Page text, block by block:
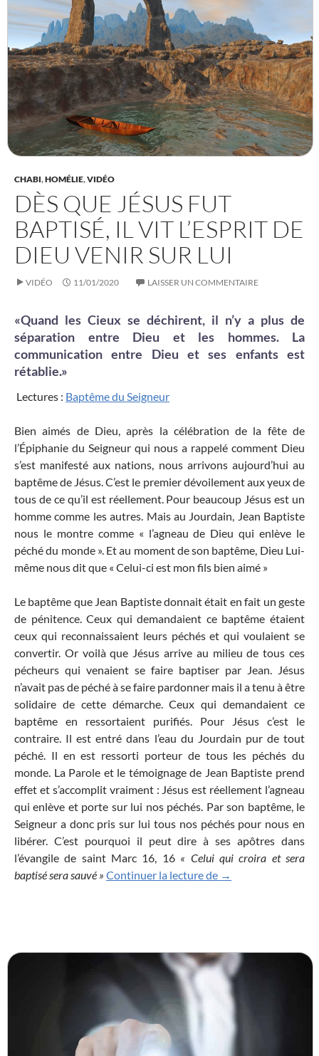
CHABI,HOMÉLIE,VIDÉO
DÈS QUE JÉSUS FUT
BAPTISÉ, IL VIT L’ESPRIT DE
DIEU VENIR SUR LUI
VIDÉO 11/01/2020 LAISSER UN COMMENTAIRE
«Quand les Cieux se déchirent, il n’y a plus de
séparation entre Dieu et les hommes. La
communication entre Dieu et ses enfants est
rétablie.»
Lectures : Baptême du Seigneur
Bien aimés de Dieu, après la célébration de la fête de
l’Épiphanie du Seigneur qui nous a rappelé comment Dieu
s’est manifesté aux nations, nous arrivons aujourd’hui au
baptême de Jésus. C’est le premier dévoilement aux yeux de
tous de ce qu’il est réellement. Pour beaucoup Jésus est un
homme comme les autres. Mais au Jourdain, Jean Baptiste
nous le montre comme « l’agneau de Dieu qui enlève le
péché du monde ». Et au moment de son baptême, Dieu Lui-
même nous dit que « Celui-ci est mon fils bien aimé »
Le baptême que Jean Baptiste donnait était en fait un geste
de pénitence. Ceux qui demandaient ce baptême étaient
ceux qui reconnaissaient leurs péchés et qui voulaient se
convertir. Or voilà que Jésus arrive au milieu de tous ces
pécheurs qui venaient se faire baptiser par Jean. Jésus
n’avait pas de péché à se faire pardonner mais il a tenu à être
solidaire de cette démarche. Ceux qui demandaient ce
baptême en ressortaient purifiés. Pour Jésus c’est le
contraire. Il est entré dans l’eau du Jourdain pur de tout
péché. Il en est ressorti porteur de tous les péchés du
monde. La Parole et le témoignage de Jean Baptiste prend
effet et s’accomplit vraiment : Jésus est réellement l’agneau
qui enlève et porte sur lui nos péchés. Par son baptême, le
Seigneur a donc pris sur lui tous nos péchés pour nous en
libérer. C’est pourquoi il peut dire à ses apôtres dans
l’évangile de saint Marc 16, 16 « Celui qui croira et sera
baptisé sera sauvé » Continuer la lecture de Dès que Jésus fut
→